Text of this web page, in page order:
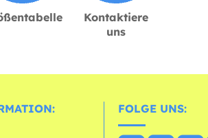
Kontaktiere
uns
FOLGE UNS: